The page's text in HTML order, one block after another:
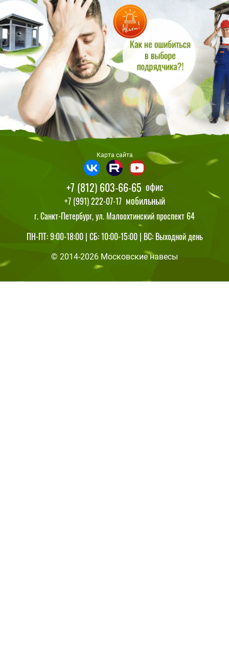
ПН-ПТ: 9:00-18:00 | СБ: 10:00-15:00 | ВС: Выходной день
© 2014-2026 Московские навесы
+7 (812) 603-66-65 офис
+7 (991) 222-07-17 мобильный
г. Санкт-Петербург, ул. Малоохтинский проспект 64
Карта сайта